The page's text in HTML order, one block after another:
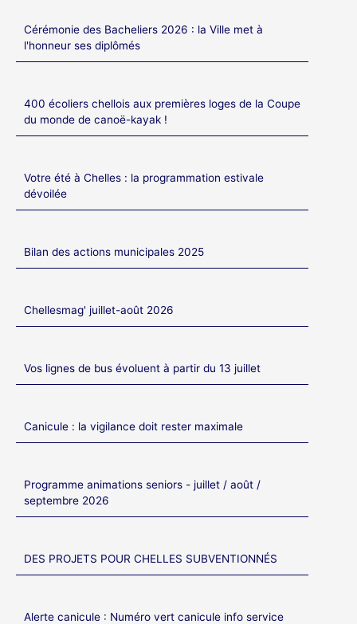
Cérémonie des Bacheliers 2026 : la Ville met à
l'honneur ses diplômés
400 écoliers chellois aux premières loges de la Coupe
du monde de canoë-kayak !
Votre été à Chelles : la programmation estivale
dévoilée
Bilan des actions municipales 2025
Chellesmag' juillet-août 2026
Vos lignes de bus évoluent à partir du 13 juillet
Canicule : la vigilance doit rester maximale
Programme animations seniors - juillet / août /
septembre 2026
DES PROJETS POUR CHELLES SUBVENTIONNÉS
Alerte canicule : Numéro vert canicule info service